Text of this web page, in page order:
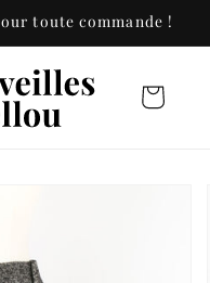
toute commande !
Panier